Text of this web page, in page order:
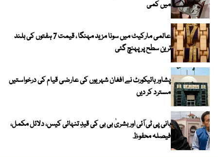
میں کمی
عالمی مارکیٹ میں سونا مزید مہنگا ، قیمت 7 ہفتوں کی بلند
ترین سطح پر پہنچ گئی
پشاور ہائیکورٹ نے افغان شہریوں کی عارضی قیام کی درخواستیں
مسترد کر دیں
بانی پی ٹی آئی اور بشریٰ بی بی کی قیدِ تنہائی کیس، دلائل مکمل،
فیصلہ محفوظ